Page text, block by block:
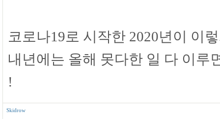
코로나19로 시작한 2020년이 이
내년에는 올해 못다한 일 다 이루
!
Skidrow